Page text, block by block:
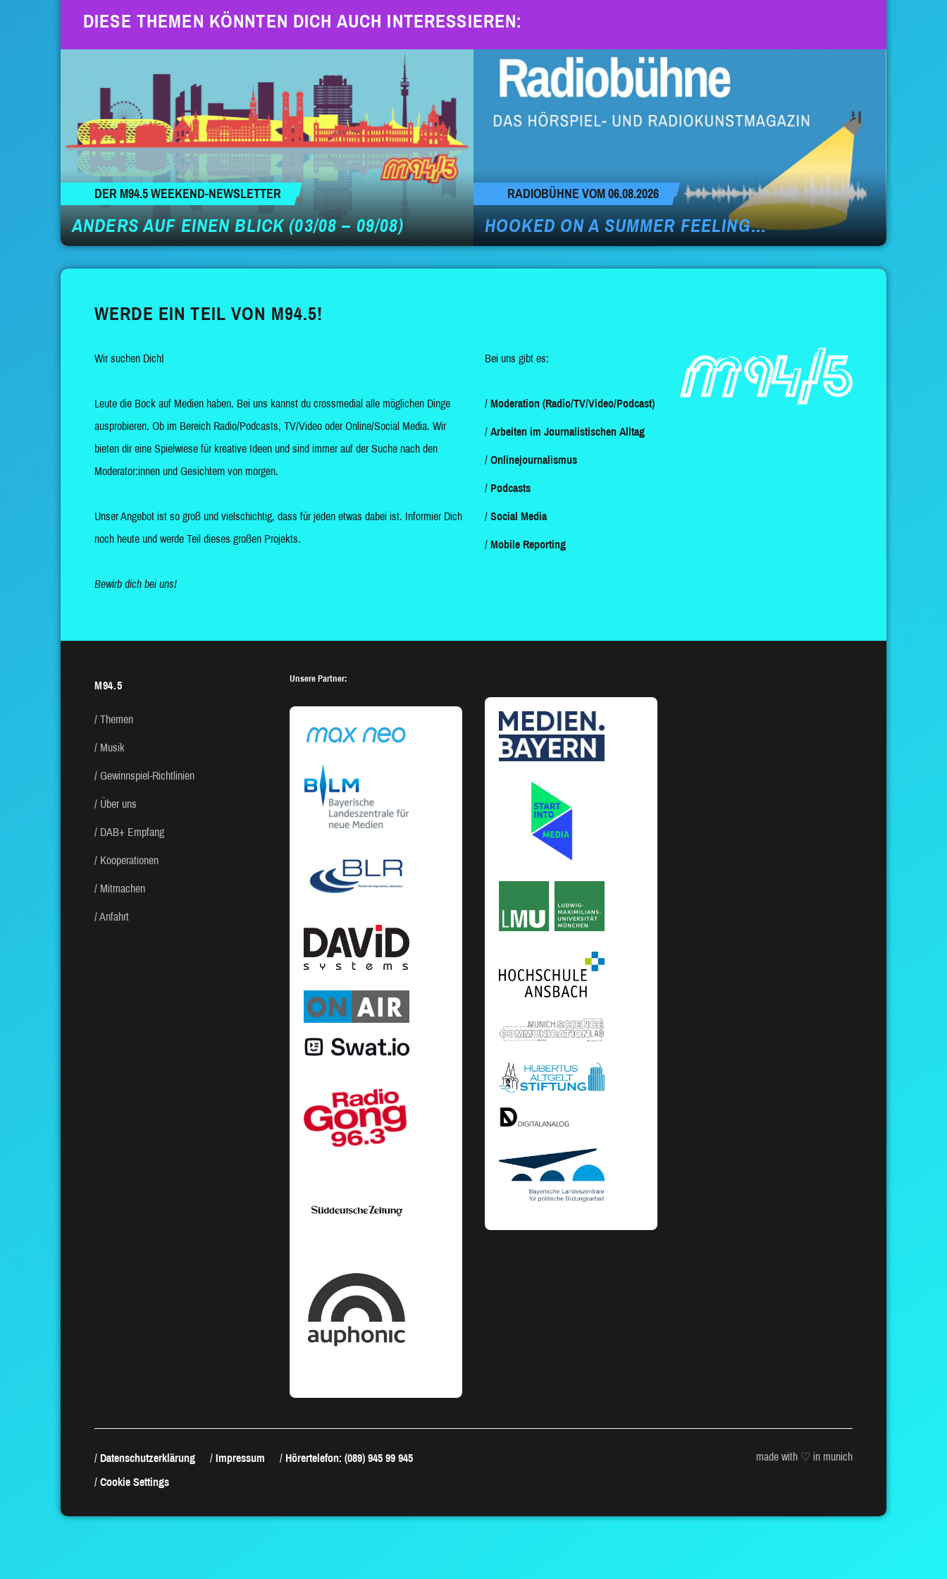
DIESE THEMEN KÖNNTEN DICH AUCH INTERESSIEREN:
DER M94.5 WEEKEND-NEWSLETTER
ANDERS AUF EINEN BLICK (03/08 – 09/08)
RADIOBÜHNE VOM 06.08.2026
HOOKED ON A SUMMER FEELING…
WERDE EIN TEIL VON M94.5!
Wir suchen Dich!
Leute die Bock auf Medien haben. Bei uns kannst du crossmedial alle möglichen Dinge
ausprobieren. Ob im Bereich Radio/Podcasts, TV/Video oder Online/Social Media. Wir
bieten dir eine Spielwiese für kreative Ideen und sind immer auf der Suche nach den
Moderator:innen und Gesichtern von morgen.
Unser Angebot ist so groß und vielschichtig, dass für jeden etwas dabei ist. Informier Dich
noch heute und werde Teil dieses großen Projekts.
Bewirb dich bei uns!
Bei uns gibt es:
Moderation (Radio/TV/Video/Podcast)
Arbeiten im Journalistischen Alltag
Onlinejournalismus
Podcasts
Social Media
Mobile Reporting
M94.5
Themen
Musik
Gewinnspiel-Richtlinien
Über uns
DAB+ Empfang
Kooperationen
Mitmachen
Anfahrt
Unsere Partner:
Datenschutzerklärung Impressum
Hörertelefon: (089) 945 99 945
Cookie Settings
made with ♡ in munich